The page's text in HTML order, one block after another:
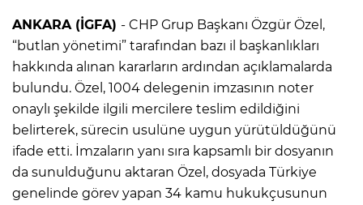
ANKARA (İGFA) - CHP Grup Başkanı Özgür Özel,
“butlan yönetimi” tarafından bazı il başkanlıkları
hakkında alınan kararların ardından açıklamalarda
bulundu. Özel, 1004 delegenin imzasının noter
onaylı şekilde ilgili mercilere teslim edildiğini
belirterek, sürecin usulüne uygun yürütüldüğünü
ifade etti. İmzaların yanı sıra kapsamlı bir dosyanın
da sunulduğunu aktaran Özel, dosyada Türkiye
genelinde görev yapan 34 kamu hukukçusunun